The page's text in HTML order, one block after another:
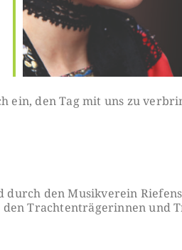
ein, den Tag mit uns zu
den Musikverein
Trachtenträgerinnen und